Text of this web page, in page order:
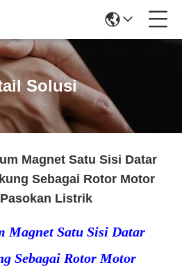
Solusi
Magnet Satu Sisi Datar
Sebagai Rotor Motor
Listrik
Magnet Satu Sisi Datar
Sebagai Rotor Motor